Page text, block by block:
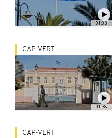
01:03
01:38
CAP-VERT
CAP-VERT